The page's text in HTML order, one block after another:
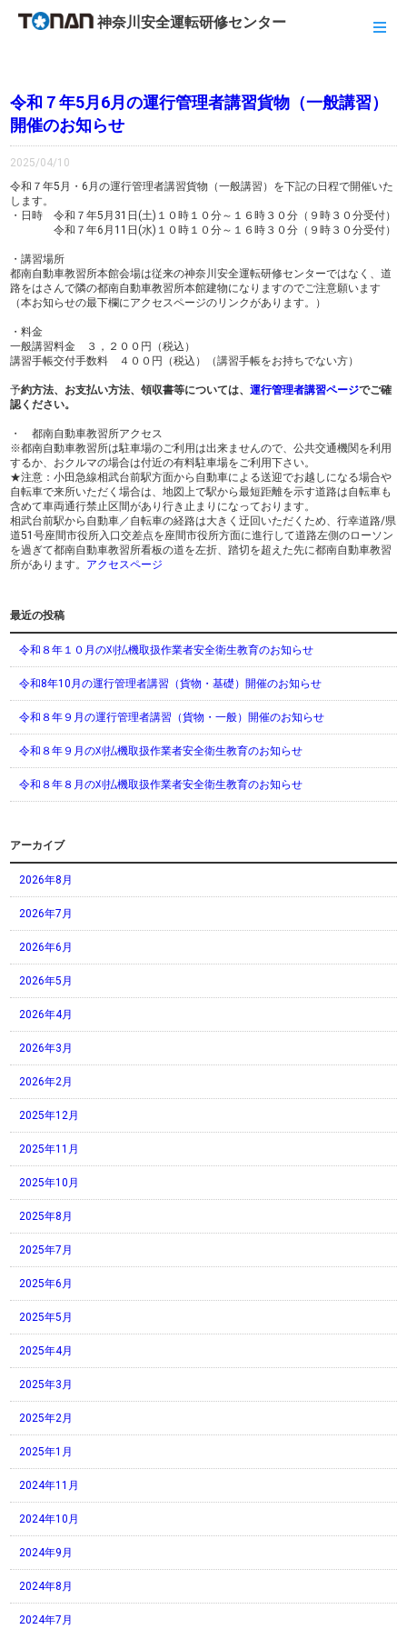
神奈川安全運転研修センター
令和７年5月6月の運行管理者講習貨物（一般講習）
開催のお知らせ
2025/04/10
令和７年5月・6月の運行管理者講習貨物（一般講習）を下記の日程で開催いた
します。
・日時 令和７年5月31日(土)１０時１０分～１６時３０分（９時３０分受付）
令和７年6月11日(水)１０時１０分～１６時３０分（９時３０分受付）
・講習場所
都南自動車教習所本館会場は従来の神奈川安全運転研修センターではなく、道
路をはさんで隣の都南自動車教習所本館建物になりますのでご注意願います
（本お知らせの最下欄にアクセスページのリンクがあります。）
・料金
一般講習料金 ３，２００円（税込）
講習手帳交付手数料 ４００円（税込）（講習手帳をお持ちでない方）
予約方法、お支払い方法、領収書等については、運行管理者講習ページでご確
認ください。
・ 都南自動車教習所アクセス
※都南自動車教習所は駐車場のご利用は出来ませんので、公共交通機関を利用
するか、おクルマの場合は付近の有料駐車場をご利用下さい。
★注意：小田急線相武台前駅方面から自動車による送迎でお越しになる場合や
自転車で来所いただく場合は、地図上で駅から最短距離を示す道路は自転車も
含めて車両通行禁止区間があり行き止まりになっております。
相武台前駅から自動車／自転車の経路は大きく迂回いただくため、行幸道路/県
道51号座間市役所入口交差点を座間市役所方面に進行して道路左側のローソン
を過ぎて都南自動車教習所看板の道を左折、踏切を超えた先に都南自動車教習
所があります。 アクセスページ
最近の投稿
令和８年１０月の刈払機取扱作業者安全衛生教育のお知らせ
令和8年10月の運行管理者講習（貨物・基礎）開催のお知らせ
令和８年９月の運行管理者講習（貨物・一般）開催のお知らせ
令和８年９月の刈払機取扱作業者安全衛生教育のお知らせ
令和８年８月の刈払機取扱作業者安全衛生教育のお知らせ
アーカイブ
2026年8月
2026年7月
2026年6月
2026年5月
2026年4月
2026年3月
2026年2月
2025年12月
2025年11月
2025年10月
2025年8月
2025年7月
2025年6月
2025年5月
2025年4月
2025年3月
2025年2月
2025年1月
2024年11月
2024年10月
2024年9月
2024年8月
2024年7月